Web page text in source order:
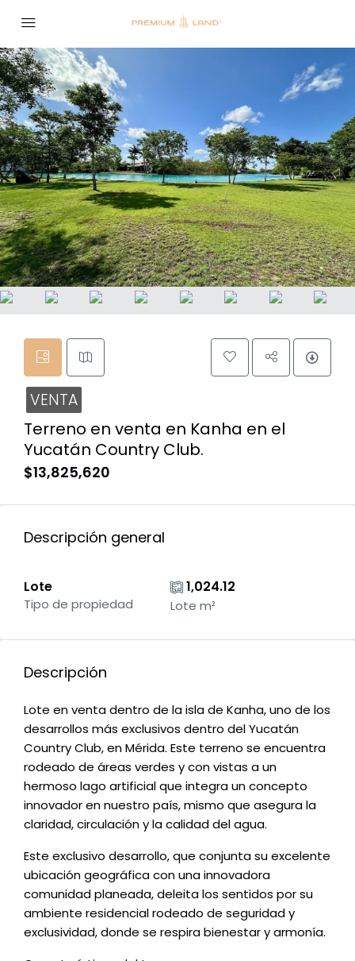
VENTA
Terreno en venta en Kanha en el
Yucatán Country Club.
$13,825,620
Descripción general
Lote
Tipo de propiedad
1,024.12
Lote m²
Descripción
Lote en venta dentro de la isla de Kanha, uno de los
desarrollos más exclusivos dentro del Yucatán
Country Club, en Mérida. Este terreno se encuentra
rodeado de áreas verdes y con vistas a un
hermoso lago artificial que integra un concepto
innovador en nuestro país, mismo que asegura la
claridad, circulación y la calidad del agua.
Este exclusivo desarrollo, que conjunta su excelente
ubicación geográfica con una innovadora
comunidad planeada, deleita los sentidos por su
ambiente residencial rodeado de seguridad y
exclusividad, donde se respira bienestar y armonía.